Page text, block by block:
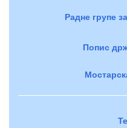
Радне групе
Попис